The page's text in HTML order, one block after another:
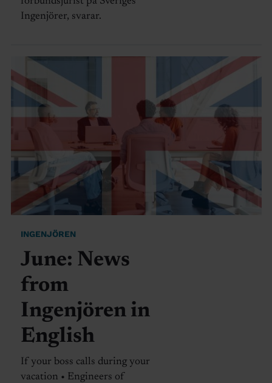
Ingenjörer, svarar.
INGENJÖREN
June: News
from
Ingenjören in
English
If your boss calls during your
vacation • Engineers of